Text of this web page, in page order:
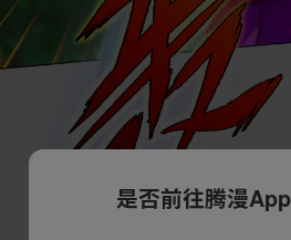
是否前往腾漫